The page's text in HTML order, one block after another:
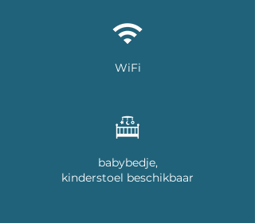
WiFi
babybedje,
kinderstoel beschikbaar